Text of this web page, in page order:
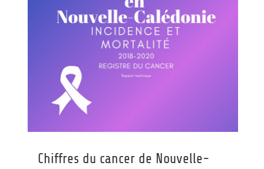
Chiffres du cancer de Nouvelle-